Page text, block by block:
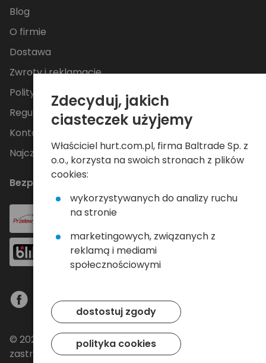
Blog
O firmie
Dostawa
Zwroty i reklamacje
Polityka Prywatności
Regulamin
Kontakt
Najczęściej zadawane pytania
Bezpieczne płatności
© 2024 Baltrade sp. z o.o. - Wszelkie prawa
zastrzeżone.
Zdecyduj, jakich
ciasteczek użyjemy
Właściciel hurt.com.pl, firma Baltrade Sp. z
o.o., korzysta na swoich stronach z plików
cookies:
wykorzystywanych do analizy ruchu
na stronie
marketingowych, związanych z
reklamą i mediami
społecznościowymi
dostostuj zgody
polityka cookies